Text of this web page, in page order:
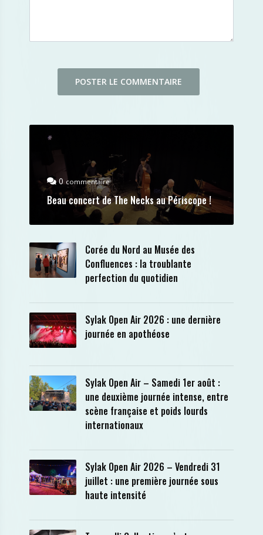
0 commentaire
Beau concert de The Necks au Périscope !
Corée du Nord au Musée des
Confluences : la troublante
perfection du quotidien
Sylak Open Air 2026 : une dernière
journée en apothéose
Sylak Open Air – Samedi 1er août :
une deuxième journée intense, entre
scène française et poids lourds
internationaux
Sylak Open Air 2026 – Vendredi 31
juillet : une première journée sous
haute intensité